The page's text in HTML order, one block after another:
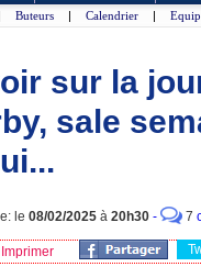
Buteurs | Calendrier |
sur la
sale
le 08/02/2025 à 20h30 - 7
Imprimer